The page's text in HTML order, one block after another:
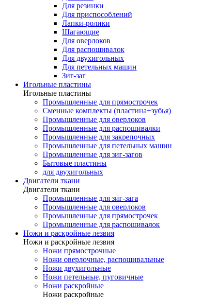
Для резинки
Для приспособлений
Лапки-ролики
Шагающие
Для оверлоков
Для распошивалок
Для двухигольных
Для петельных машин
Зиг-заг
Игольные пластины
Игольные пластины
Промышленные для прямострочек
Сменные комплекты (пластина+зубья)
Промышленные для оверлоков
Промышленные для распошивалки
Промышленные для закрепочных
Промышленные для петельных машин
Промышленные для зиг-загов
Бытовые пластины
для двухигольных
Двигатели ткани
Двигатели ткани
Промышленные для зиг-зага
Промышленные для оверлоков
Промышленные для прямострочек
Промышленные для распошивалок
Ножи и раскройные лезвия
Ножи и раскройные лезвия
Ножи прямострочные
Ножи оверлочные, распошивальные
Ножи двухигольные
Ножи петельные, пуговичные
Ножи раскройные
Ножи раскройные